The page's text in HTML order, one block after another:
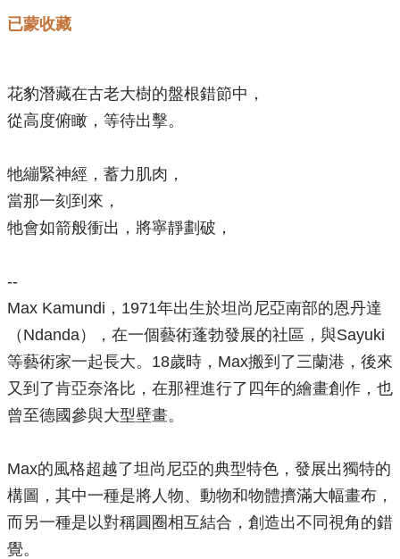
已蒙收藏
花豹潛藏在古老大樹的盤根錯節中，
從高度俯瞰，等待出擊。
牠繃緊神經，蓄力肌肉，
當那一刻到來，
牠會如箭般衝出，將寧靜劃破，
--
Max Kamundi，1971年出生於坦尚尼亞南部的恩丹達
（Ndanda），在一個藝術蓬勃發展的社區，與Sayuki
等藝術家一起長大。18歲時，Max搬到了三蘭港，後來
又到了肯亞奈洛比，在那裡進行了四年的繪畫創作，也
曾至德國參與大型壁畫。
Max的風格超越了坦尚尼亞的典型特色，發展出獨特的
構圖，其中一種是將人物、動物和物體擠滿大幅畫布，
而另一種是以對稱圓圈相互結合，創造出不同視角的錯
覺。